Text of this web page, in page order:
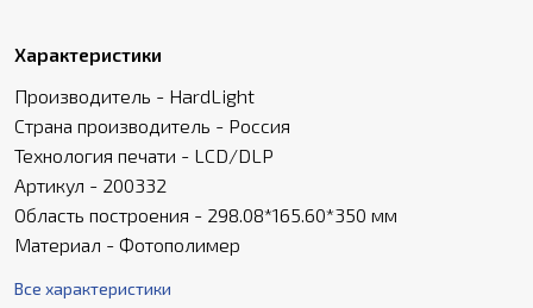
Характеристики
Производитель - HardLight
Страна производитель - Россия
Технология печати - LCD/DLP
Артикул - 200332
Область построения - 298.08*165.60*350 мм
Материал - Фотополимер
Все характеристики